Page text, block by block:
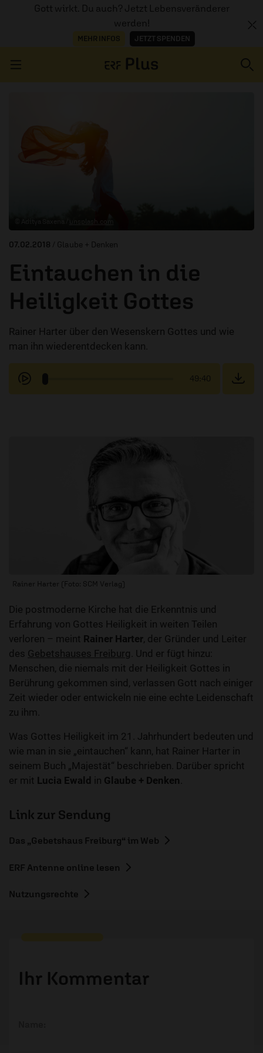
Gott wirkt. Du auch? Jetzt Lebensveränderer
werden!
MEHR INFOS JETZT SPENDEN
AUDIOTHEK
07.02.2018 / Glaube + Denken
Eintauchen in die
Heiligkeit Gottes
Rainer Harter über den Wesenskern Gottes und wie
man ihn wiederentdecken kann.
49:40
Rainer Harter (Foto: SCM Verlag)
Die postmoderne Kirche hat die Erkenntnis und
Erfahrung von Gottes Heiligkeit in weiten Teilen
verloren – meint Rainer Harter, der Gründer und Leiter
des Gebetshauses Freiburg . Und er fügt hinzu:
Menschen, die niemals mit der Heiligkeit Gottes in
Berührung gekommen sind, verlassen Gott nach einiger
Zeit wieder oder entwickeln nie eine echte Leidenschaft
zu ihm.
Was Gottes Heiligkeit im 21. Jahrhundert bedeuten und
wie man in sie „eintauchen“ kann, hat Rainer Harter in
seinem Buch „Majestät“ beschrieben. Darüber spricht
er mit Lucia Ewald in Glaube + Denken
Link zur Sendung
Das „Gebetshaus Freiburg“ im Web
ERF Antenne online lesen
Nutzungsrechte
Ihr Kommentar